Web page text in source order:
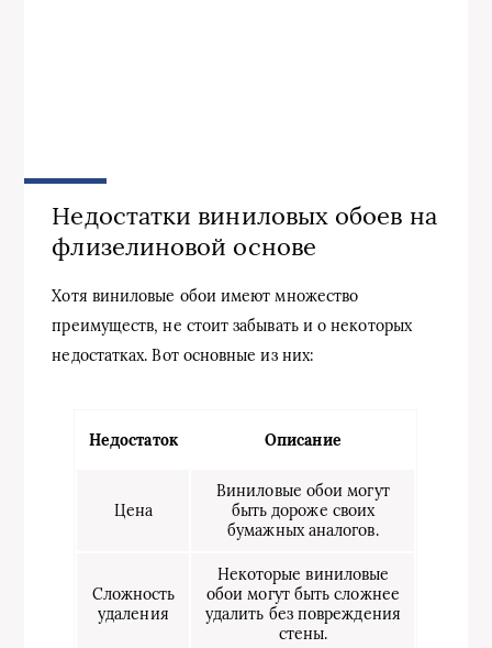
Недостатки виниловых обоев на
флизелиновой основе
Хотя виниловые обои имеют множество
преимуществ, не стоит забывать и о некоторых
недостатках. Вот основные из них:
Недостаток Описание
Цена
Виниловые обои могут
быть дороже своих
бумажных аналогов.
Сложность
удаления
Некоторые виниловые
обои могут быть сложнее
удалить без повреждения
стены.